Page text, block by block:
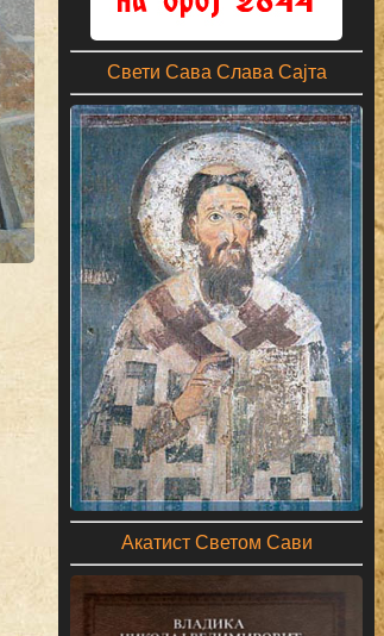
Свети Сава Слава Сајта
Акатист Светом Сави